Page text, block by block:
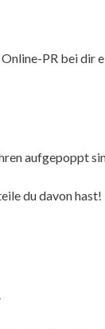
PR bei dir
aufgepoppt
du davon hast!